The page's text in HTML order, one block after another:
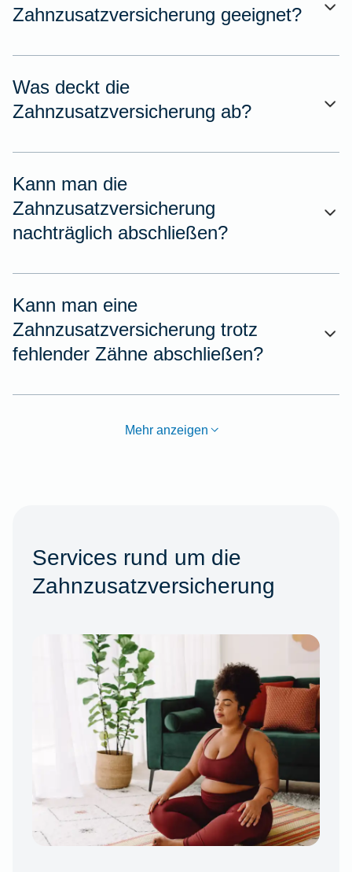
Zahnzusatzversicherung geeignet?
Was deckt die
Zahnzusatzversicherung ab?
Kann man die
Zahnzusatzversicherung
nachträglich abschließen?
Kann man eine
Zahnzusatzversicherung trotz
fehlender Zähne abschließen?
Mehr anzeigen
Services rund um die
Zahnzusatzversicherung